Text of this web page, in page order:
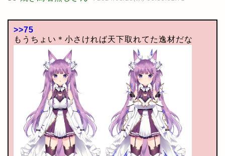
>>75
もうちょい＊小さければ天下取れてた逸材だな